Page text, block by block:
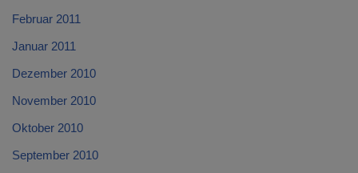
Februar 2011
Januar 2011
Dezember 2010
November 2010
Oktober 2010
September 2010